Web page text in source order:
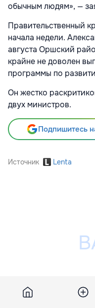
обычным людям», —
Правительственный
начала недели.
августа Оршский
крайне не доволен
программы по
Он жестко
двух министров.
Подпишитесь
Источник Lenta